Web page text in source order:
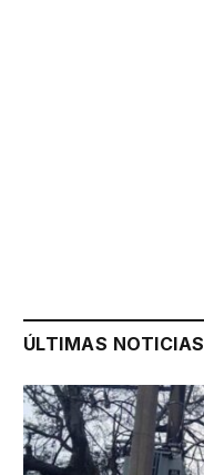
ÚLTIMAS NOTICIAS